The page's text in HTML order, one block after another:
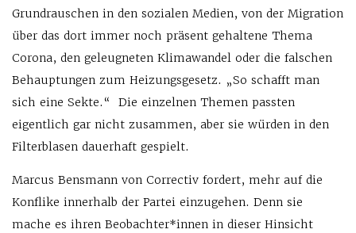
Grundrauschen in den sozialen Medien, von der Migration
über das dort immer noch präsent gehaltene Thema
Corona, den geleugneten Klimawandel oder die falschen
Behauptungen zum Heizungsgesetz. „So schafft man
sich eine Sekte.“ Die einzelnen Themen passten
eigentlich gar nicht zusammen, aber sie würden in den
Filterblasen dauerhaft gespielt.
Marcus Bensmann von Correctiv fordert, mehr auf die
Konflike innerhalb der Partei einzugehen. Denn sie
mache es ihren Beobachter*innen in dieser Hinsicht